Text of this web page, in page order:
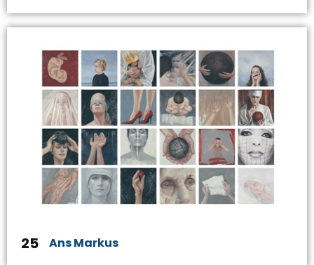
25 Ans Markus